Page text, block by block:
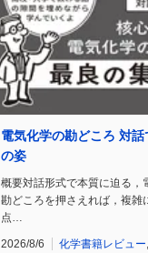
電気化学の勘どころ 対話
の姿
概要対話形式で本質に迫る，
勘どころを押さえれば，複雑
点…
2026/8/6 化学書籍レビュー